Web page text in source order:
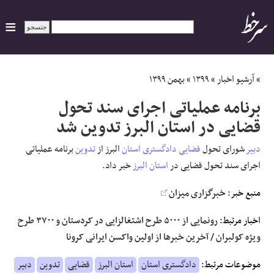
ایران
سیاسی
ورزشی
اجتماعی
حوادث
»آرشیو اخبار»۱۳۹۹»بهمن ۱۳۹۹
برنامه عملیاتی اجرای سند تحول
قضایی در استان البرز تدوین شد
دبیرشورای تحولقضاییدادگستری استانالبرز ازتدوینبرنامه عملیاتی
اجرای سند تحول قضایی دراستان البرزخبر داد.
منبع خبر:خبرگزاری میزان
اخبار مرتبط:
رونمایی از ۵۰۰۰ طرح اشتغالزایی در کردستان و ۳۷۰۰ طرح
ویژه کولبران / آخرین خبرها از اولین واکسن ایرانی کرونا
موضوعات مرتبط: دادگستری استان استان البرز قضایی تدوین دبیر